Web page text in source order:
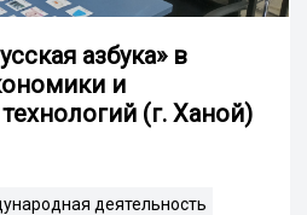
азбука» в
и
(г. Ханой)
деятельность